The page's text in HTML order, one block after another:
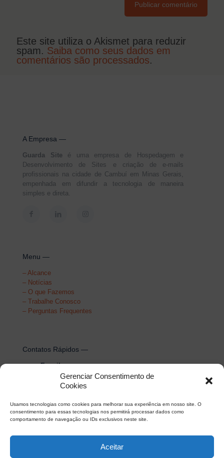
Gerenciar Consentimento de
Cookies
Usamos tecnologias como cookies para melhorar sua experiência em nosso site. O
consentimento para essas tecnologias nos permitirá processar dados como
comportamento de navegação ou IDs exclusivos neste site.
Aceitar
Este site utiliza o Akismet para reduzir
spam. Saiba como seus dados em
comentários são processados.
A Empresa —
Guarda Site é uma empresa de Hospedagem e
Desenvolvimento de Sites e criação de e-mails
profissionais na cidade de Cambuí em Minas Gerais,
empenhada em difundir a tecnologia de maneira
simples e direta.
Menu —
– Alcance
– Notícias
– O que Fazemos
– Trabalhe Conosco
– Perguntas Frequentes
Contatos Rápidos —
E-mail
contato@guardasite.com.br